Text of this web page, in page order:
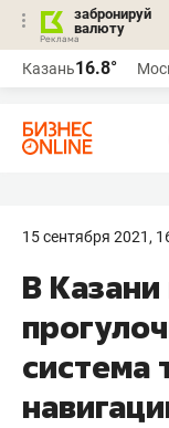
забронируй
валюту
Казань16.8°
15 сентября 2021,
В
система